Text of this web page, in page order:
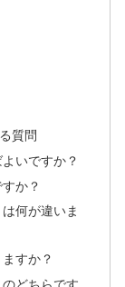
質問
いですか？
か？
何が違いま
すか？